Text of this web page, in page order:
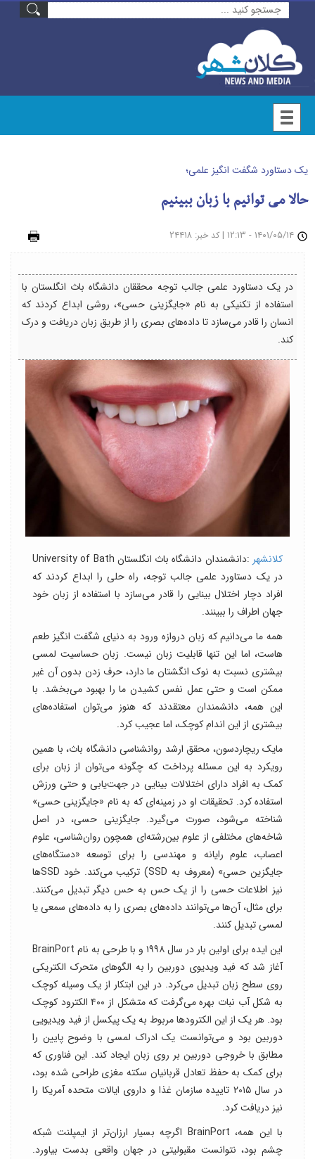
یک دستاورد شگفت انگیز علمی؛
حالا می توانیم با زبان ببینیم
| کد خبر: ۲۴۴۱۸
در یک دستاورد علمی جالب توجه محققان دانشگاه باث انگلستان با
استفاده از تکنیکی به نام «جایگزینی حسی»، روشی ابداع کردند که
انسان را قادر می‌سازد تا داده‌های بصری را از طریق زبان دریافت و درک
کند.
کلانشهر
:دانشمندان دانشگاه باث انگلستان University of Bath
در یک دستاورد علمی جالب توجه، راه حلی را ابداع کردند که
افراد دچار اختلال بینایی را قادر می‌سازد با استفاده از زبان خود
جهان اطراف را ببینند.
همه ما می‌دانیم که زبان دروازه ورود به دنیای شگفت انگیز طعم
هاست، اما این تنها قابلیت زبان نیست. زبان حساسیت لمسی
بیشتری نسبت به نوک انگشتان ما دارد، حرف زدن بدون آن غیر
ممکن است و حتی عمل نفس کشیدن ما را بهبود می‌بخشد. با
این همه، دانشمندان معتقدند که هنوز می‌توان استفاده‌های
بیشتری از این اندام کوچک، اما عجیب کرد.
مایک ریچاردسون، محقق ارشد روانشناسی دانشگاه باث، با همین
رویکرد به این مسئله پرداخت که چگونه می‌توان از زبان برای
کمک به افراد دارای اختلالات بینایی در جهت‌یابی و حتی ورزش
استفاده کرد. تحقیقات او در زمینه‌ای که به نام «جایگزینی حسی»
شناخته می‌شود، صورت می‌گیرد. جایگزینی حسی، در اصل
شاخه‌های مختلفی از علوم بین‌رشته‌ای همچون روان‌شناسی، علوم
اعصاب، علوم رایانه و مهندسی را برای توسعه «دستگاه‌های
جایگزین حسی» (معروف به SSD) ترکیب می‌کند. خود SSD‌ها
نیز اطلاعات حسی را از یک حس به حس دیگر تبدیل می‌کنند.
برای مثال، آن‌ها می‌توانند داده‌های بصری را به داده‌های سمعی یا
لمسی تبدیل کنند.
این ایده برای اولین بار در سال ۱۹۹۸ و با طرحی به نام BrainPort
آغاز شد که فید ویدیوی دوربین را به الگو‌های متحرک الکتریکی
روی سطح زبان تبدیل می‌کرد. در این ابتکار از یک وسیله کوچک
به شکل آب نبات بهره می‌گرفت که متشکل از ۴۰۰ الکترود کوچک
بود. هر یک از این الکترود‌ها مربوط به یک پیکسل از فید ویدیویی
دوربین بود و می‌توانست یک ادراک لمسی با وضوح پایین را
مطابق با خروجی دوربین بر روی زبان ایجاد کند. این فناوری که
برای کمک به حفظ تعادل قربانیان سکته مغزی طراحی شده بود،
در سال ۲۰۱۵ تاییده سازمان غذا و داروی ایالات متحده آمریکا را
نیز دریافت کرد.
با این همه، BrainPort اگرچه بسیار ارزان‌تر از ایمپلنت شبکه
چشم بود، نتوانست مقبولیتی در جهان واقعی بدست بیاورد.